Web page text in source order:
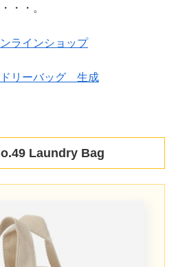
・・。
ラインショップ
リーバッグ 生成
Laundry Bag